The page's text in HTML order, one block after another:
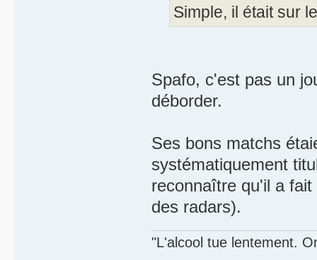
Simple, il était sur
Spafo, c'est pas un
déborder.
Ses bons matchs
systématiquement
reconnaître qu'il a
des radars).
"L'alcool tue lentement.